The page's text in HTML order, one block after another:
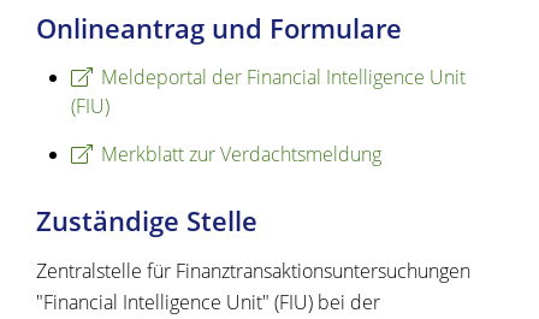
Onlineantrag und Formulare
Meldeportal der Financial Intelligence Unit
(FIU)
Merkblatt zur Verdachtsmeldung
Zuständige Stelle
Zentralstelle für Finanztransaktionsuntersuchungen
"Financial Intelligence Unit" (FIU) bei der